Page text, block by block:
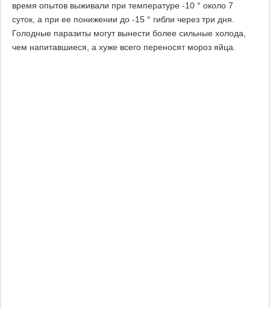
время опытов выживали при температуре -10 ° около 7
суток, а при ее понижении до -15 ° гибли через три дня.
Голодные паразиты могут вынести более сильные холода,
чем напитавшиеся, а хуже всего переносят мороз яйца.